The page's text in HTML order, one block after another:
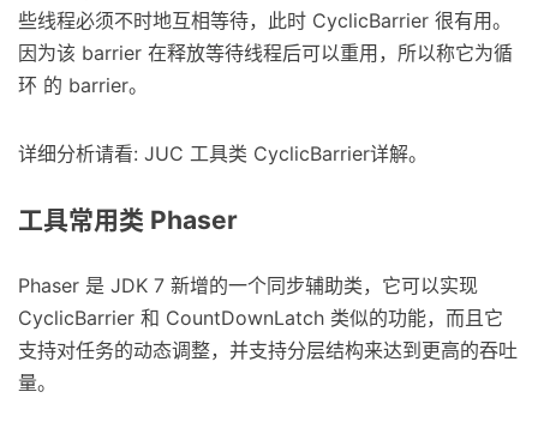
些线程必须不时地互相等待，此时 CyclicBarrier 很有用。
因为该 barrier 在释放等待线程后可以重用，所以称它为循
环 的 barrier。
详细分析请看: JUC 工具类 CyclicBarrier详解。
工具常用类 Phaser
Phaser 是 JDK 7 新增的一个同步辅助类，它可以实现
CyclicBarrier 和 CountDownLatch 类似的功能，而且它
支持对任务的动态调整，并支持分层结构来达到更高的吞吐
量。